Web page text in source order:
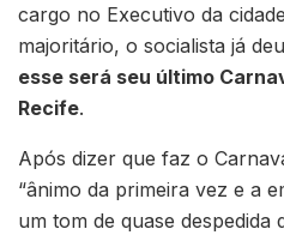
cargo no Executivo da
majoritário, o socialista já
esse será seu último
Recife.
Após dizer que faz o
“ânimo da primeira vez e a
um tom de quase despedida